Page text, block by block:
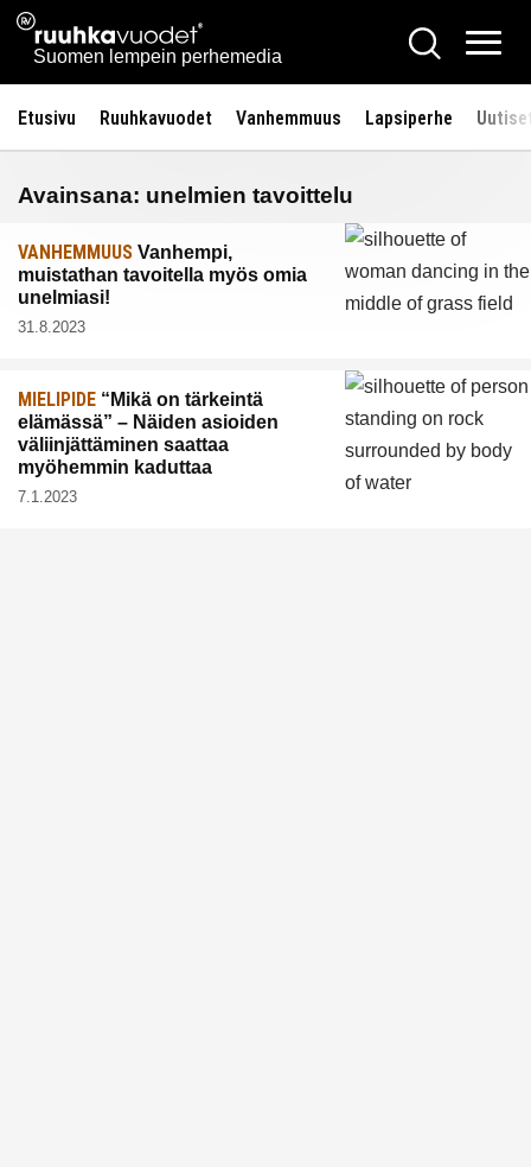
Siirry
sisältöön
Ruuhkavuodet.fi
Suomen lempein perhemedia
Hae
Etusivu Ruuhkavuodet Vanhemmuus Lapsiperhe
Avainsana: unelmien tavoittelu
VANHEMMUUS Vanhempi,
muistathan tavoitella myös omia
unelmiasi!
31.8.2023
MIELIPIDE “Mikä on tärkeintä
elämässä” – Näiden asioiden
väliinjättäminen saattaa
myöhemmin kaduttaa
7.1.2023